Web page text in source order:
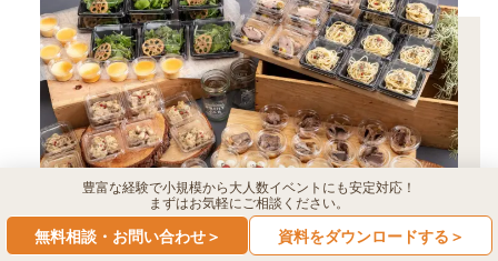
豊富な経験で小規模から大人数イベントにも安定対応！
まずはお気軽にご相談ください。
無料相談・お問い合わせ＞ 資料をダウンロードする＞